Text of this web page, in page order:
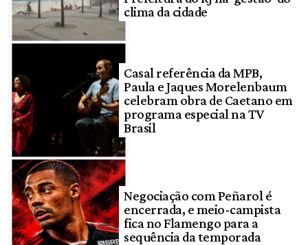
clima da cidade
Casal referência da MPB,
Paula e Jaques Morelenbaum
celebram obra de Caetano em
programa especial na TV
Brasil
Negociação com Peñarol é
encerrada, e meio-campista
fica no Flamengo para a
sequência da temporada